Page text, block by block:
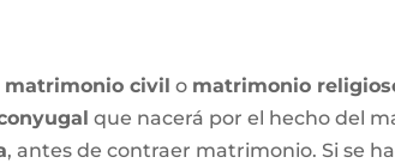
matrimonio civil o matrimonio
que nacerá por el hecho del
, antes de contraer matrimonio. Si se